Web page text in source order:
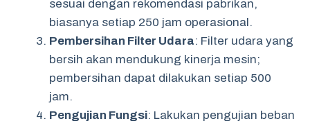
sesuai dengan rekomendasi pabrikan,
biasanya setiap 250 jam operasional.
Pembersihan Filter Udara: Filter udara yang
bersih akan mendukung kinerja mesin;
pembersihan dapat dilakukan setiap 500
jam.
Pengujian Fungsi: Lakukan pengujian beban